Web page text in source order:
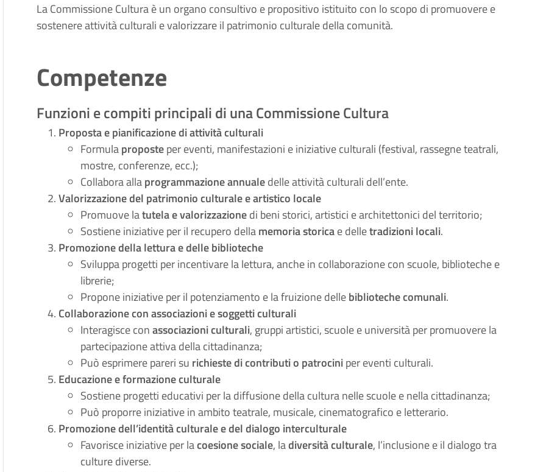
La Commissione Cultura è un organo consultivo e propositivo istituito con lo scopo di promuovere e
sostenere attività culturali e valorizzare il patrimonio culturale della comunità.
Competenze
Funzioni e compiti principali di una Commissione Cultura
Proposta e pianificazione di attività culturali
Formulaproposteper eventi, manifestazioni e iniziative culturali (festival, rassegne teatrali,
mostre, conferenze, ecc.);
Collabora allaprogrammazione annualedelle attività culturali dell’ente.
Valorizzazione del patrimonio culturale e artistico locale
Promuove latutela e valorizzazionedi beni storici, artistici e architettonici del territorio;
Sostiene iniziative per il recupero dellamemoria storicae delletradizioni locali.
Promozione della lettura e delle biblioteche
Sviluppa progetti per incentivare la lettura, anche in collaborazione con scuole, biblioteche e
librerie;
Propone iniziative per il potenziamento e la fruizione dellebiblioteche comunali.
Collaborazione con associazioni e soggetti culturali
Interagisce conassociazioni culturali, gruppi artistici, scuole e università per promuovere la
partecipazione attiva della cittadinanza;
Può esprimere pareri su richieste di contributi o patrociniper eventi culturali.
Educazione e formazione culturale
Sostiene progetti educativi per la diffusione della cultura nelle scuole e nella cittadinanza;
Può proporre iniziative in ambito teatrale, musicale, cinematografico e letterario.
Promozione dell’identità culturale e del dialogo interculturale
Favorisce iniziative per lacoesione sociale, ladiversità culturale, l’inclusione e il dialogo tra
culture diverse.